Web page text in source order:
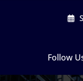
Follow